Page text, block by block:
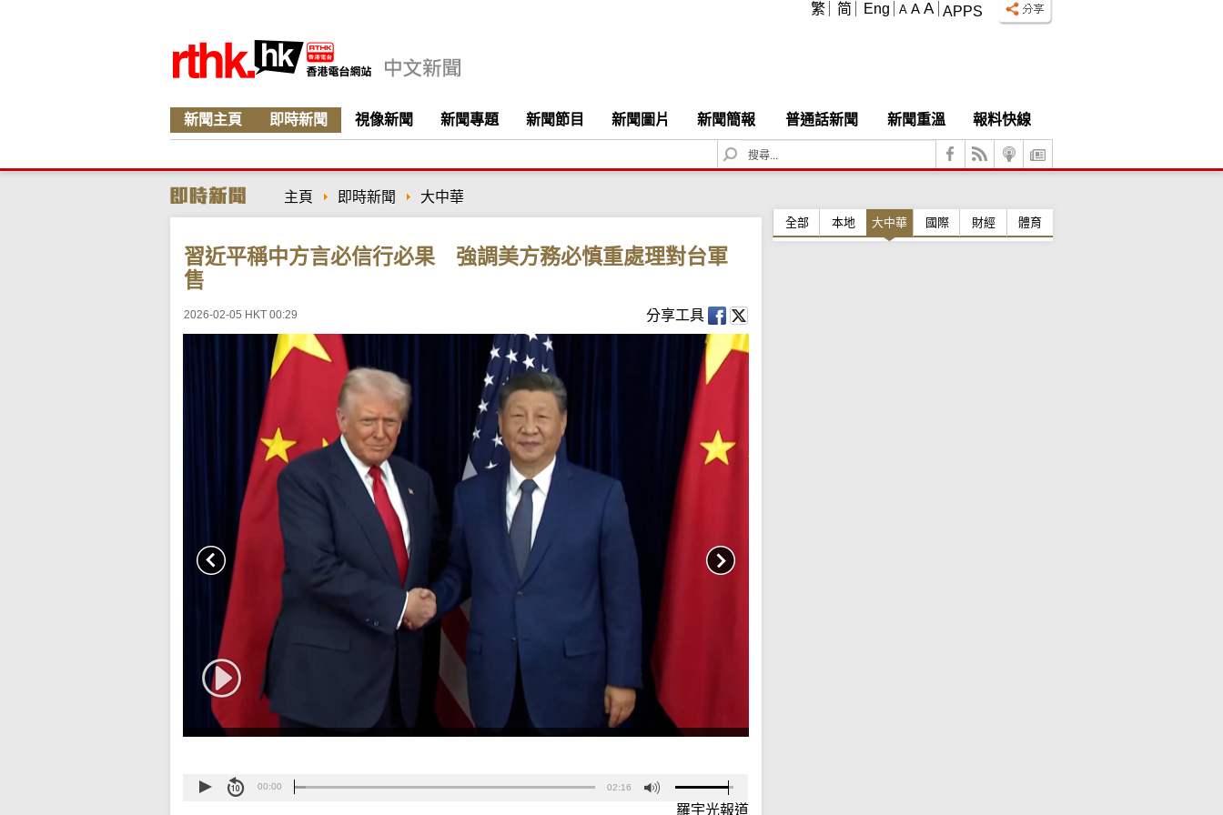
APPS
A A A
繁 简 Eng
新聞主頁 即時新聞 視像新聞 新聞專題 新聞節目 新聞圖片 新聞簡報 普通話新聞 新聞重溫
報料快線
S
e
c
主頁 即時新聞 大中華
習近平稱中方言必信行必果 強調美方務必慎重處理對台軍
售
2026-02-05 HKT 00:29 分享工具
00:00 02:16
羅宇光報道
全部 本地 大中華 國際 財經 體育